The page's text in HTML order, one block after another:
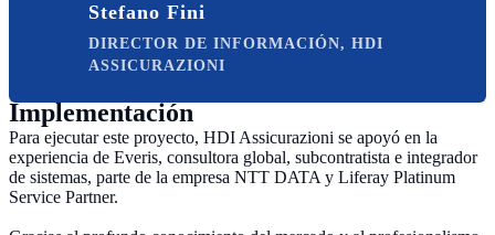
Stefano Fini
DIRECTOR DE INFORMACIÓN, HDI
ASSICURAZIONI
Implementación
Para ejecutar este proyecto, HDI Assicurazioni se apoyó en la
experiencia de Everis, consultora global, subcontratista e integrador
de sistemas, parte de la empresa NTT DATA y Liferay Platinum
Service Partner.